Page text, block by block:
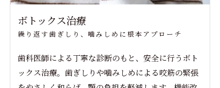
ボトックス治療
繰り返す歯ぎしり、噛みしめに根本アプローチ
歯科医師による丁寧な診断のもと、安全に行うボト
ックス治療。歯ぎしりや噛みしめによる咬筋の緊張